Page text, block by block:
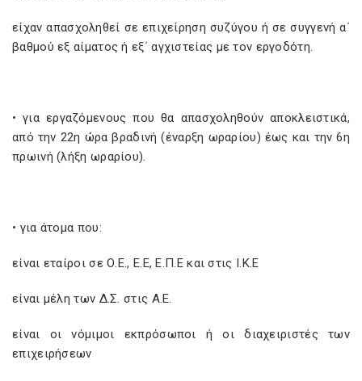
είχαν απασχοληθεί σε επιχείρηση συζύγου ή σε συγγενή α΄
βαθμού εξ αίματος ή εξ΄ αγχιστείας με τον εργοδότη.
• για εργαζόμενους που θα απασχοληθούν αποκλειστικά,
από την 22η ώρα βραδινή (έναρξη ωραρίου) έως και την 6η
πρωινή (λήξη ωραρίου).
• για άτομα που:
είναι εταίροι σε Ο.Ε., Ε.Ε, Ε.Π.Ε και στις Ι.Κ.Ε
είναι μέλη των Δ.Σ. στις Α.Ε.
είναι οι νόμιμοι εκπρόσωποι ή οι διαχειριστές των
επιχειρήσεων